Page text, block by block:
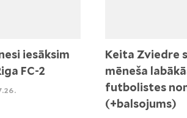
iesāksim
FC-2
Keita Zviedre
mēneša
futbolistes
(+balsojums)